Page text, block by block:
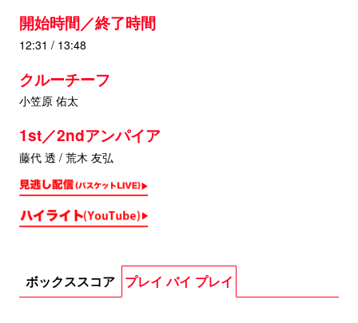
開始時間／終了時間
12:31 / 13:48
クルーチーフ
小笠原 佑太
1st／2ndアンパイア
藤代 透 / 荒木 友弘
ボックススコア プレイ バイ プレイ